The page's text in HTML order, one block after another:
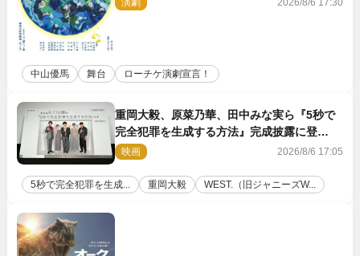
演劇 2026/8/6 17:30
中山優馬 舞台 ローチケ演劇宣言！
重岡大毅、原菜乃華、田中みな実ら『5秒で
完全犯罪を生成する方法』完成披露に登
壇！ それぞれのAI活用術も発表
映画 2026/8/6 17:05
5秒で完全犯罪を生成... 重岡大毅 WEST.（旧ジャニーズW...